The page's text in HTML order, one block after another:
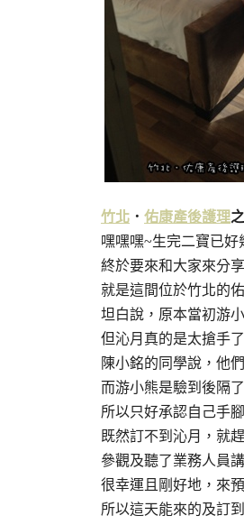
竹北 ． 佑康產後護理
嘿嘿嘿~生完二寶已好
終於要來和大家來分
就是這間位於竹北的
坦白說，原本當初游
但沁月真的是太搶手
陳小銘的同學說，他
而游小熊是驗到後隔
所以只好承認自己手
既然訂不到沁月，就
參觀及聽了業務人員
很幸運且剛好地，來
所以這天能來的及訂